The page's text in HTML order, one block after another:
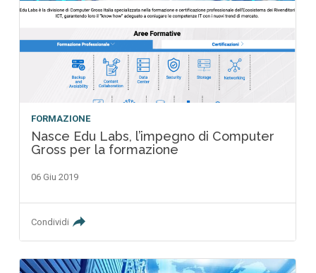
FORMAZIONE
Nasce Edu Labs, l’impegno di Computer
Gross per la formazione
06 Giu 2019
Condividi